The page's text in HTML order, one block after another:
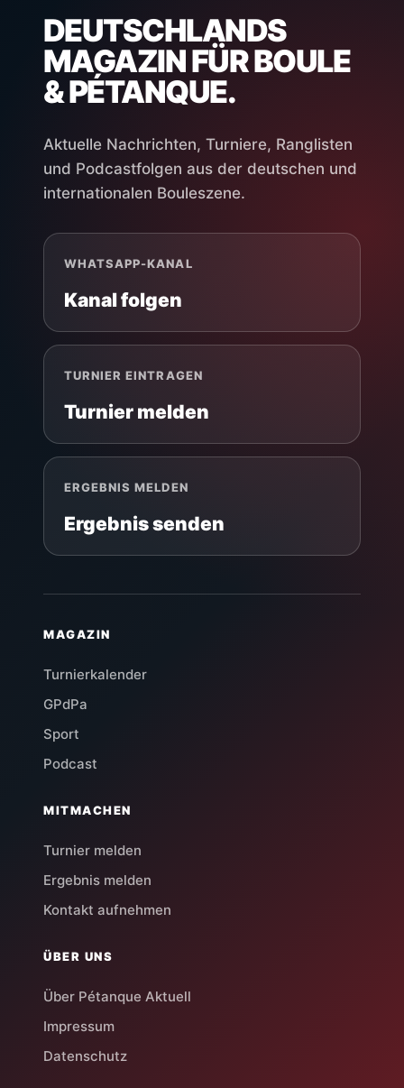
DEUTSCHLANDS
MAGAZIN FÜR BOULE
& PÉTANQUE.
Aktuelle Nachrichten, Turniere, Ranglisten
und Podcastfolgen aus der deutschen und
internationalen Bouleszene.
WHATSAPP-KANAL
Kanal folgen
TURNIER EINTRAGEN
Turnier melden
ERGEBNIS MELDEN
Ergebnis senden
MAGAZIN
Turnierkalender
GPdPa
Sport
Podcast
MITMACHEN
Turnier melden
Ergebnis melden
Kontakt aufnehmen
ÜBER UNS
Über Pétanque Aktuell
Impressum
Datenschutz